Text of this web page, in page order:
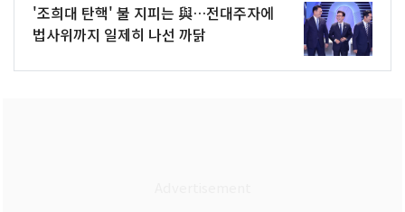
'조희대 탄핵' 불 지피는 與…전대주자에
법사위까지 일제히 나선 까닭